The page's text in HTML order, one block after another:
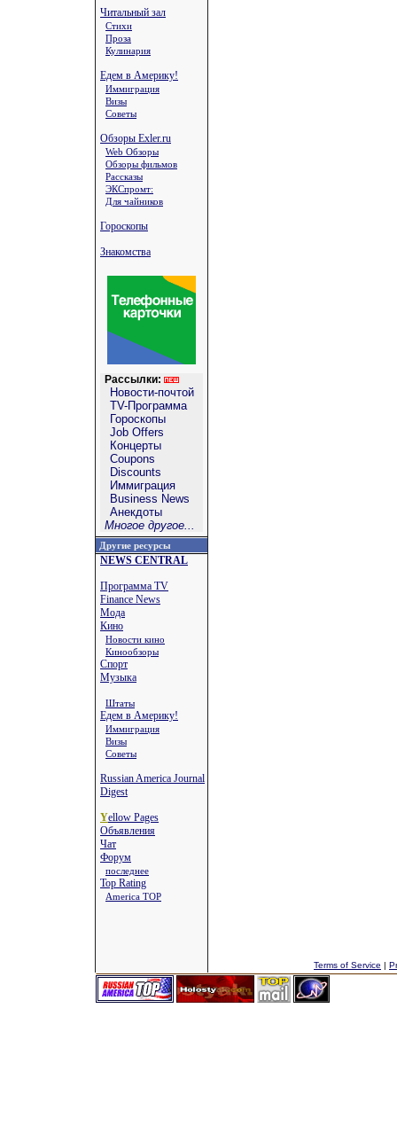
Читальный зал
Стихи
Проза
Кулинария
Едем в Америку!
Иммиграция
Визы
Советы
Обзоры Exler.ru
Web Обзоры
Обзоры фильмов
Рассказы
ЭКСпромт:
Для чайников
Гороскопы
Знакомства
Рассылки:
Новости-почтой
TV-Программа
Гороскопы
Job Offers
Концерты
Coupons
Discounts
Иммиграция
Business News
Анекдоты
Многое другое...
Другие ресурсы
NEWS CENTRAL
Программа TV
Finance News
Мода
Кино
Новости кино
Кинообзоры
Спорт
Музыка
Штаты
Едем в Америку!
Иммиграция
Визы
Советы
Russian America Journal
Digest
Yellow Pages
Объявления
Чат
Форум
последнее
Top Rating
America TOP
Terms of Service |